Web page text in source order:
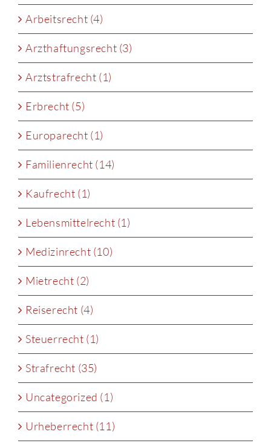
Arbeitsrecht (4)
Arzthaftungsrecht (3)
Arztstrafrecht (1)
Erbrecht (5)
Europarecht (1)
Familienrecht (14)
Kaufrecht (1)
Lebensmittelrecht (1)
Medizinrecht (10)
Mietrecht (2)
Reiserecht (4)
Steuerrecht (1)
Strafrecht (35)
Uncategorized (1)
Urheberrecht (11)